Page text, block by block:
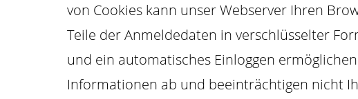
von Cookies kann unser Webserver Ihren
Teile der Anmeldedaten in verschlüsselter
und ein automatisches Einloggen
Informationen ab und beeinträchtigen nicht